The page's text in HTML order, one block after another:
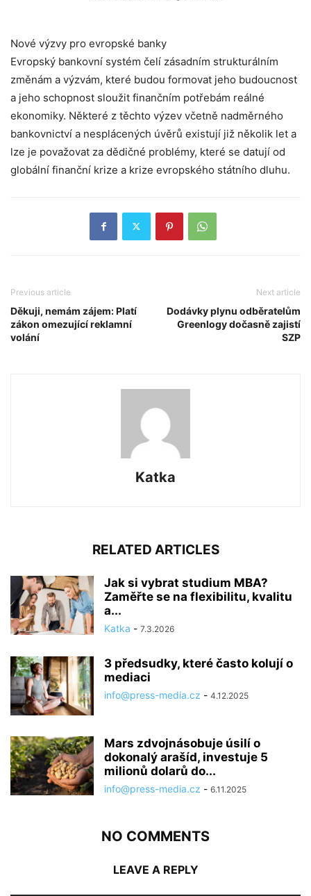
Nové výzvy pro evropské banky
Evropský bankovní systém čelí zásadním strukturálním
změnám a výzvám, které budou formovat jeho budoucnost
a jeho schopnost sloužit finančním potřebám reálné
ekonomiky. Některé z těchto výzev včetně nadměrného
bankovnictví a nesplácených úvěrů existují již několik let a
lze je považovat za dědičné problémy, které se datují od
globální finanční krize a krize evropského státního dluhu.
Previous article
Děkuji, nemám zájem: Platí
zákon omezující reklamní
volání
Next article
Dodávky plynu odběratelům
Greenlogy dočasně zajistí
SZP
Katka
RELATED ARTICLES
Jak si vybrat studium MBA?
Zaměřte se na flexibilitu, kvalitu
a...
Katka - 7.3.2026
3 předsudky, které často kolují o
mediaci
info@press-media.cz - 4.12.2025
Mars zdvojnásobuje úsilí o
dokonalý arašíd, investuje 5
milionů dolarů do...
info@press-media.cz - 6.11.2025
NO COMMENTS
LEAVE A REPLY